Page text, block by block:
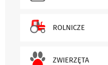
ROLNICZE
ZWIERZĘTA